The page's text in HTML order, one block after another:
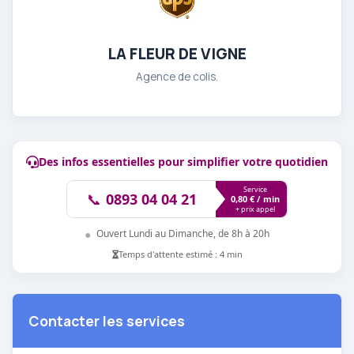
LA FLEUR DE VIGNE
Agence de colis.
Des infos essentielles pour simplifier votre quotidien
📞 0893 04 04 21
Service
0,80 € / min
+ prix appel
● Ouvert Lundi au Dimanche, de 8h à 20h
Temps d'attente estimé : 4 min
Contacter les services